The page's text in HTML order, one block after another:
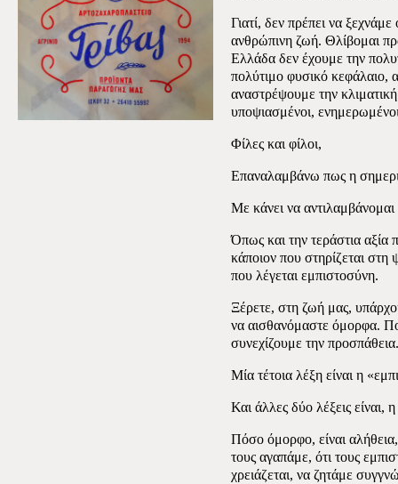
Γιατί, δεν πρέπει να
ανθρώπινη ζωή. Θλίβομαι
Ελλάδα δεν έχουμε την
πολύτιμο φυσικό κεφάλαιο,
αναστρέψουμε την
υποψιασμένοι,
Φίλες και φίλοι,
Επαναλαμβάνω πως η
Με κάνει να
Όπως και την τεράστια αξία
κάποιον που στηρίζεται
που λέγεται εμπιστοσύνη.
Ξέρετε, στη ζωή μας,
να αισθανόμαστε όμορφα.
συνεχίζουμε την προσπάθεια.
Μία τέτοια λέξη είναι η
Και άλλες δύο λέξεις
Πόσο όμορφο, είναι
τους αγαπάμε, ότι τους
χρειάζεται, να ζητάμε